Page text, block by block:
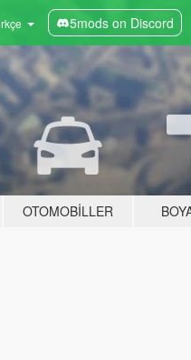
5mods on Discord
OTOMOBILLER